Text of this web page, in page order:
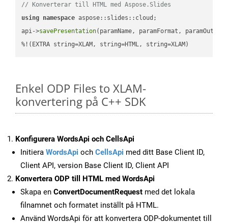
// Konverterar till HTML med Aspose.Slides
using namespace aspose::slides::cloud;
api->savePresentation(paramName, paramFormat,
%!(EXTRA string=XLAM, string=HTML, string=XLAM)
Enkel ODP Files to XLAM-
konvertering på C++ SDK
Konfigurera WordsApi och CellsApi
Initiera WordsApi och CellsApi med ditt Base Client ID,
Client API, version Base Client ID, Client API
Konvertera ODP till HTML med WordsApi
Skapa en ConvertDocumentRequest med det lokala
filnamnet och formatet inställt på HTML.
Använd WordsApi för att konvertera ODP-dokumentet till